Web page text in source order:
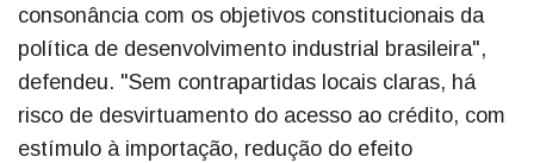
consonância com os objetivos constitucionais da
política de desenvolvimento industrial brasileira",
defendeu. "Sem contrapartidas locais claras, há
risco de desvirtuamento do acesso ao crédito, com
estímulo à importação, redução do efeito